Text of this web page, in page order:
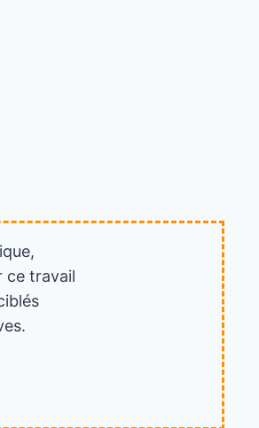
ce travail